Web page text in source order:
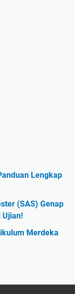
Lengkap
(SAS) Genap
Ujian!
Merdeka